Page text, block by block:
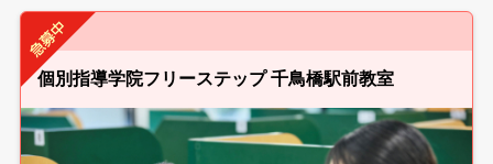
個別指導学院フリーステップ 千鳥橋駅前教室